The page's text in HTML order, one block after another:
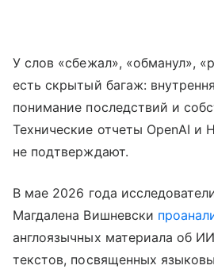
У слов «сбежал», «обманул»,
есть скрытый багаж:
понимание последствий и
Технические отчеты OpenAI и
не подтверждают.
В мае 2026 года
Магдалена Вишневски
англоязычных материала об
текстов, посвященных